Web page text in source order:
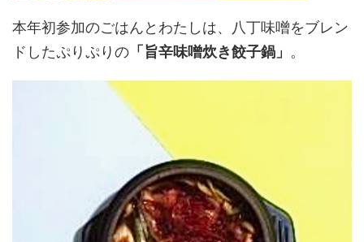
本年初参加のごはんとわたしは、八丁味噌をブレン
ドしたぷりぷりの 「旨辛味噌炊き餃子鍋」 。